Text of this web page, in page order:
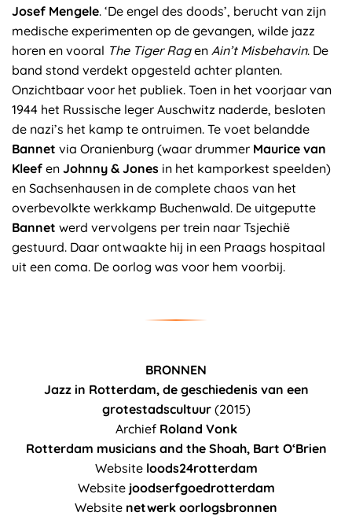
Josef Mengele. ‘De engel des doods’, berucht van zijn
medische experimenten op de gevangen, wilde jazz
horen en vooral The Tiger Ragen Ain’t Misbehavin. De
band stond verdekt opgesteld achter planten.
Onzichtbaar voor het publiek. Toen in het voorjaar van
1944 het Russische leger Auschwitz naderde, besloten
de nazi’s het kamp te ontruimen. Te voet belandde
Bannet via Oranienburg (waar drummer Maurice van
Kleef en Johnny & Jones in het kamporkest speelden)
en Sachsenhausen in de complete chaos van het
overbevolkte werkkamp Buchenwald. De uitgeputte
Bannet werd vervolgens per trein naar Tsjechië
gestuurd. Daar ontwaakte hij in een Praags hospitaal
uit een coma. De oorlog was voor hem voorbij.
BRONNEN
Jazz in Rotterdam, de geschiedenis van een
grotestadscultuur(2015)
Archief Roland Vonk
Rotterdam musicians and the Shoah, Bart O‘Brien
Website loods24rotterdam
Website joodserfgoedrotterdam
Website netwerk oorlogsbronnen